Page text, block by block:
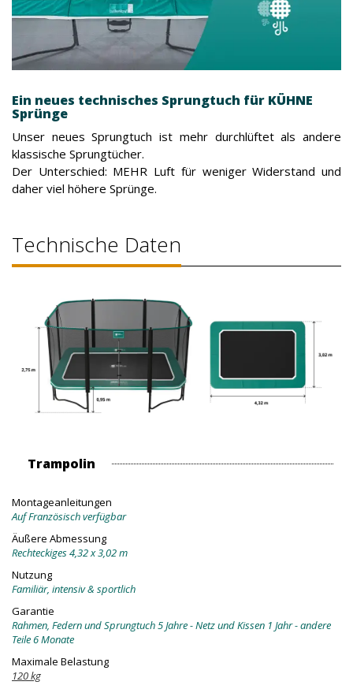
Ein neues technisches Sprungtuch für KÜHNE
Sprünge
Unser neues Sprungtuch ist mehr durchlüftet als andere
klassische Sprungtücher.
Der Unterschied: MEHR Luft für weniger Widerstand und
daher viel höhere Sprünge.
Technische Daten
Trampolin
Montageanleitungen
Auf Französisch verfügbar
Äußere Abmessung
Rechteckiges 4,32 x 3,02 m
Nutzung
Familiär, intensiv & sportlich
Garantie
Rahmen, Federn und Sprungtuch 5 Jahre - Netz und Kissen 1 Jahr - andere
Teile 6 Monate
Maximale Belastung
120 kg